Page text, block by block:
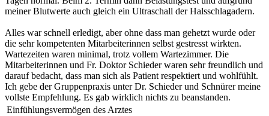
meiner Blutwerte auch gleich ein Ultraschall der Halsschlagadern.
Alles war schnell erledigt, aber ohne dass man gehetzt wurde oder
die sehr kompetenten Mitarbeiterinnen selbst gestresst wirkten.
Wartezeiten waren minimal, trotz vollem Wartezimmer. Die
Mitarbeiterinnen und Fr. Doktor Schieder waren sehr freundlich und
darauf bedacht, dass man sich als Patient respektiert und wohlfühlt.
Ich gebe der Gruppenpraxis unter Dr. Schieder und Schnürer meine
vollste Empfehlung. Es gab wirklich nichts zu beanstanden.
Einfühlungsvermögen des Arztes